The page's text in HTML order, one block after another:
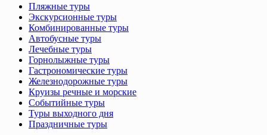
Пляжные туры
Экскурсионные туры
Комбинированные туры
Автобусные туры
Лечебные туры
Горнолыжные туры
Гастрономические туры
Железнодорожные туры
Круизы речные и морские
Событийные туры
Туры выходного дня
Праздничные туры